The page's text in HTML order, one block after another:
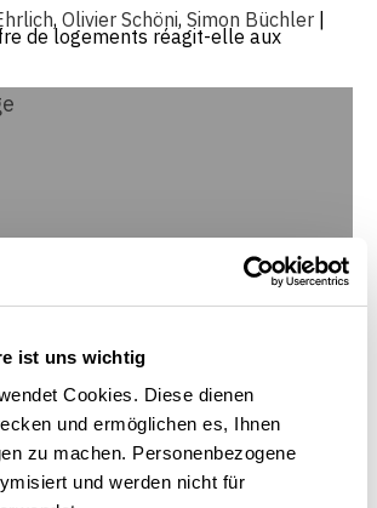
ist uns wichtig
Cookies. Diese dienen
und ermöglichen es, Ihnen
zu machen. Personenbezogene
und werden nicht für
, Olivier Schöni, Simon Büchler